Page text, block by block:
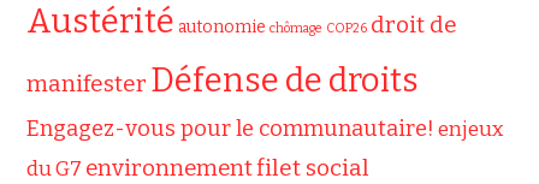
Austérité autonomie chômage COP26 droit de
manifester Défense de droits
Engagez-vous pour le communautaire! enjeux
du G7 environnementfilet social